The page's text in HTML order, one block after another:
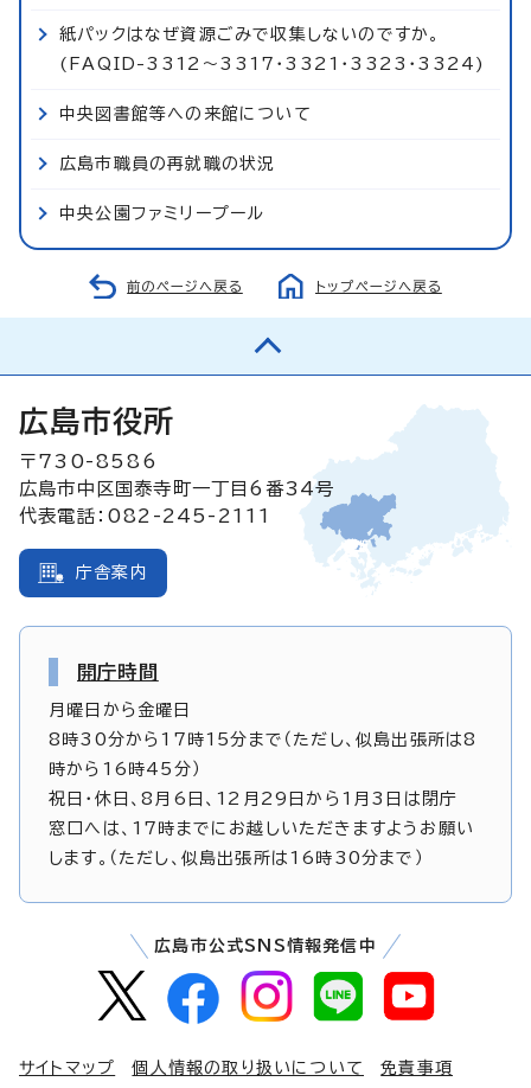
紙パックはなぜ資源ごみで収集しないのですか。
(FAQID-3312～3317・3321・3323・3324)
中央図書館等への来館について
広島市職員の再就職の状況
中央公園ファミリープール
前のページへ戻る トップページへ戻る
広島市役所
〒730-8586
広島市中区国泰寺町一丁目6番34号
代表電話：082-245-2111
庁舎案内
開庁時間
月曜日から金曜日
8時30分から17時15分まで（ただし、似島出張所は8
時から16時45分）
祝日・休日、8月6日、12月29日から1月3日は閉庁
窓口へは、17時までにお越しいただきますようお願い
します。（ただし、似島出張所は16時30分まで）
広島市公式SNS情報発信中
サイトマップ 個人情報の取り扱いについて 免責事項